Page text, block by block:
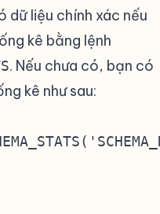
dữ liệu chính xác nếu
kê bằng lệnh
. Nếu chưa có, bạn có
kê như sau: